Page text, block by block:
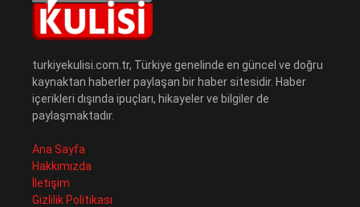
turkiyekulisi.com.tr, Türkiye genelinde en güncel ve doğru
kaynaktan haberler paylaşan bir haber sitesidir. Haber
içerikleri dışında ipuçları, hikayeler ve bilgiler de
paylaşmaktadır.
Ana Sayfa
Hakkımızda
İletişim
Gizlilik Politikası